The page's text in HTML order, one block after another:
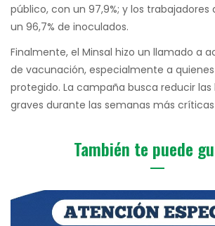
público, con un 97,9%; y los
un 96,7% de inoculados.
Finalmente, el Minsal hizo un llamado a
de vacunación, especialmente a
protegido. La campaña busca reducir las
graves durante las semanas más
También te puede